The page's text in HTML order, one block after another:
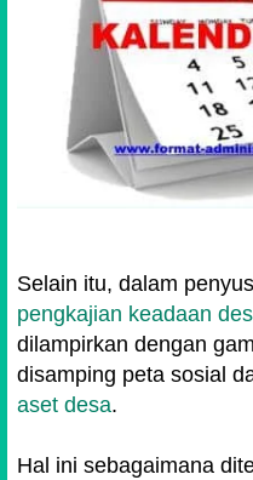
Selain itu, dalam
pengkajian keadaan
dilampirkan dengan
disamping peta sosial
aset desa.
Hal ini sebagaimana